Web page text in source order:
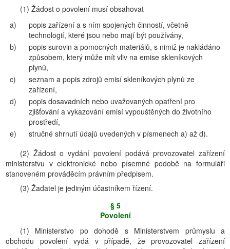
(1) Žádost o povolení musí obsahovat
a)
popis zařízení a s ním spojených činností, včetně
technologií, které jsou nebo mají být používány,
b)
popis surovin a pomocných materiálů, s nimiž je nakládáno
způsobem, který může mít vliv na emise skleníkových
plynů,
c)
seznam a popis zdrojů emisí skleníkových plynů ze
zařízení,
d)
popis dosavadních nebo uvažovaných opatření pro
zjišťování a vykazování emisí vypouštěných do životního
prostředí,
e)
stručné shrnutí údajů uvedených v písmenech a) až d).
(2) Žádost o vydání povolení podává provozovatel zařízení
ministerstvu v elektronické nebo písemné podobě na formuláři
stanoveném prováděcím právním předpisem.
(3) Žadatel je jediným účastníkem řízení.
§ 5
Povolení
(1) Ministerstvo po dohodě s Ministerstvem průmyslu a
obchodu povolení vydá v případě, že provozovatel zařízení